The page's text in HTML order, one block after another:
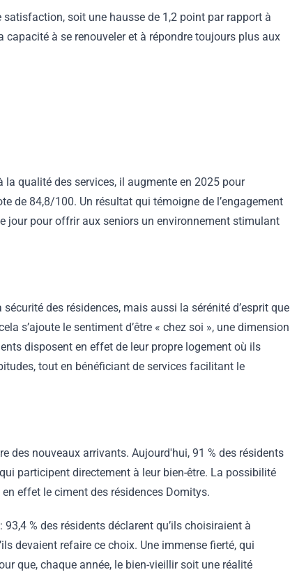
satisfaction, soit une hausse de 1,2 point par rapport à
capacité à se renouveler et à répondre toujours plus aux
qualité des services, il augmente en 2025 pour
de 84,8/100. Un résultat qui témoigne de l’engagement
pour offrir aux seniors un environnement stimulant
des résidences, mais aussi la sérénité d’esprit que
s’ajoute le sentiment d’être « chez soi », une dimension
disposent en effet de leur propre logement où ils
tout en bénéficiant de services facilitant le
des nouveaux arrivants. Aujourd'hui, 91 % des résidents
participent directement à leur bien-être. La possibilité
effet le ciment des résidences Domitys.
% des résidents déclarent qu’ils choisiraient à
devaient refaire ce choix. Une immense fierté, qui
que, chaque année, le bien-vieillir soit une réalité